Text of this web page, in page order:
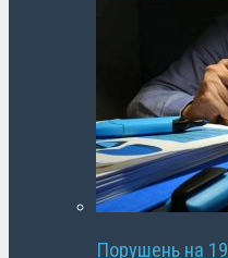
Порушень на